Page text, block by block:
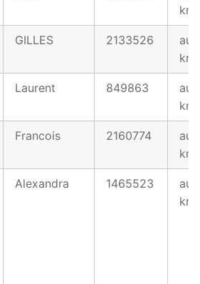
km
GILLES 2133526
au
km
Laurent 849863
au
km
Francois 2160774
au
km
Alexandra 1465523
au
km